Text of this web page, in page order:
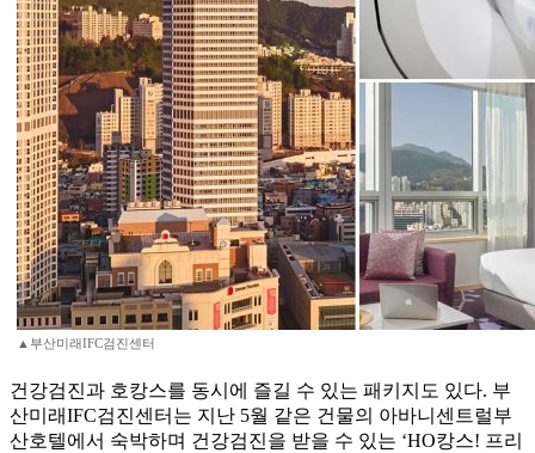
▲부산미래IFC검진센터
건강검진과 호캉스를 동시에 즐길 수 있는 패키지도 있다. 부
산미래IFC검진센터는 지난 5월 같은 건물의 아바니센트럴부
산호텔에서 숙박하며 건강검진을 받을 수 있는 ‘HO캉스! 프리